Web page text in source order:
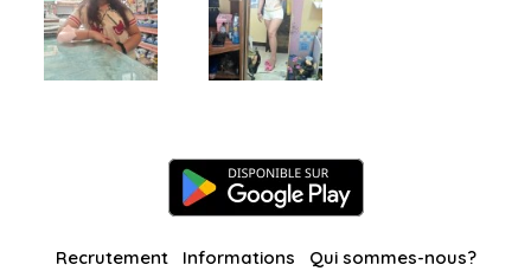
Recrutement Informations Qui sommes-nous?